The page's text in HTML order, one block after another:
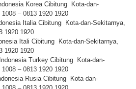
Korea Cibitung Kota-dan-
– 0813 1920 1920
Italia Cibitung Kota-dan-Sekitarnya,
1920 1920
Itali Cibitung Kota-dan-Sekitarnya,
1920 1920
Turkey Cibitung Kota-dan-
– 0813 1920 1920
Rusia Cibitung Kota-dan-